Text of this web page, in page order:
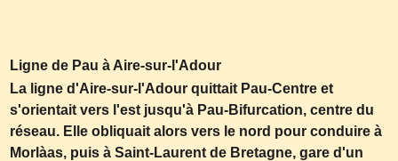
Ligne de Pau à Aire-sur-l'Adour
La ligne d'Aire-sur-l'Adour quittait Pau-Centre et
s'orientait vers l'est jusqu'à Pau-Bifurcation, centre du
réseau. Elle obliquait alors vers le nord pour conduire à
Morlàas, puis à Saint-Laurent de Bretagne, gare d'un